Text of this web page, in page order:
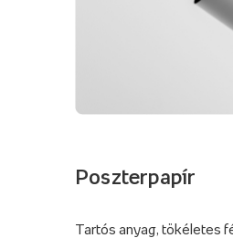
Poszterpapír
Tartós anyag, tökéletes